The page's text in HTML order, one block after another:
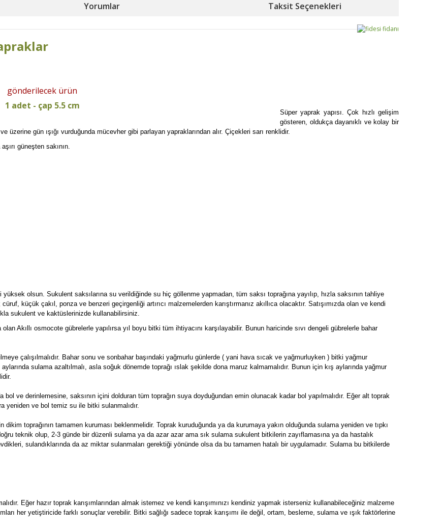
Yorumlar Taksit Seçenekleri
gönderilecek ürün
1 adet - çap 5.5 cm
Süper yaprak yapısı. Çok hızlı gelişim
gösteren, oldukça dayanıklı ve kolay bir
üzerine gün ışığı vurduğunda mücevher gibi parlayan yapraklarından alır. Çiçekleri sarı renklidir.
güneşten sakının.
olsun. Sukulent saksılarına su verildiğinde su hiç göllenme yapmadan, tüm saksı toprağına yayılıp, hızla saksının tahliye
küçük çakıl, ponza ve benzeri geçirgenliği artırıcı malzemelerden karıştırmanız akıllıca olacaktır. Satışımızda olan ve kendi
sukulent ve kaktüslerinizde kullanabilirsiniz.
Akıllı osmocote gübrelerle yapılırsa yıl boyu bitki tüm ihtiyacını karşılayabilir. Bunun haricinde sıvı dengeli gübrelerle bahar
çalışılmalıdır. Bahar sonu ve sonbahar başındaki yağmurlu günlerde ( yani hava sıcak ve yağmurluyken ) bitki yağmur
sulama azaltılmalı, asla soğuk dönemde toprağı ıslak şekilde dona maruz kalmamalıdır. Bunun için kış aylarında yağmur
bol ve derinlemesine, saksının içini dolduran tüm toprağın suya doyduğundan emin olunacak kadar bol yapılmalıdır. Eğer alt toprak
yeniden ve bol temiz su ile bitki sulanmalıdır.
toprağının tamamen kuruması beklenmelidir. Toprak kuruduğunda ya da kurumaya yakın olduğunda sulama yeniden ve tıpkı
teknik olup, 2-3 günde bir düzenli sulama ya da azar azar ama sık sulama sukulent bitkilerin zayıflamasına ya da hastalık
sulandıklarında da az miktar sulanmaları gerektiği yönünde olsa da bu tamamen hatalı bir uygulamadır. Sulama bu bitkilerde
Eğer hazır toprak karışımlarından almak istemez ve kendi karışımınızı kendiniz yapmak isterseniz kullanabileceğiniz malzeme
her yetiştiricide farklı sonuçlar verebilir. Bitki sağlığı sadece toprak karışımı ile değil, ortam, besleme, sulama ve ışık faktörlerine